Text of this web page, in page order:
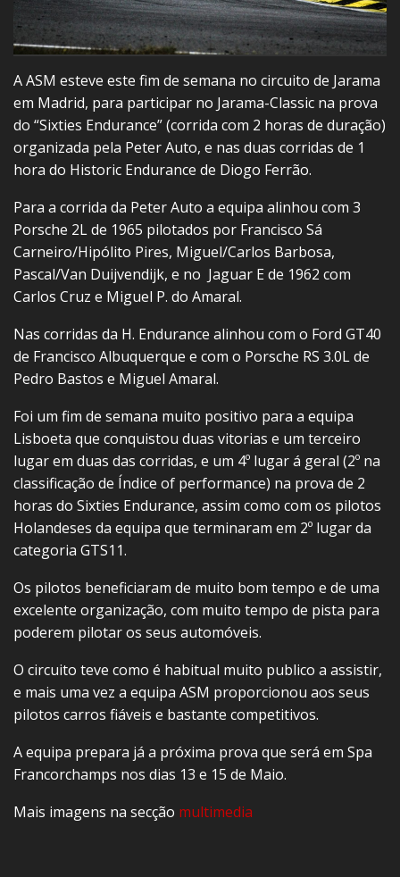
A ASM esteve este fim de semana no circuito de Jarama
em Madrid, para participar no Jarama-Classic na prova
do “Sixties Endurance” (corrida com 2 horas de duração)
organizada pela Peter Auto, e nas duas corridas de 1
hora do Historic Endurance de Diogo Ferrão.
Para a corrida da Peter Auto a equipa alinhou com 3
Porsche 2L de 1965 pilotados por Francisco Sá
Carneiro/Hipólito Pires, Miguel/Carlos Barbosa,
Pascal/Van Duijvendijk, e no Jaguar E de 1962 com
Carlos Cruz e Miguel P. do Amaral.
Nas corridas da H. Endurance alinhou com o Ford GT40
de Francisco Albuquerque e com o Porsche RS 3.0L de
Pedro Bastos e Miguel Amaral.
Foi um fim de semana muito positivo para a equipa
Lisboeta que conquistou duas vitorias e um terceiro
lugar em duas das corridas, e um 4º lugar á geral (2º na
classificação de Índice of performance) na prova de 2
horas do Sixties Endurance, assim como com os pilotos
Holandeses da equipa que terminaram em 2º lugar da
categoria GTS11.
Os pilotos beneficiaram de muito bom tempo e de uma
excelente organização, com muito tempo de pista para
poderem pilotar os seus automóveis.
O circuito teve como é habitual muito publico a assistir,
e mais uma vez a equipa ASM proporcionou aos seus
pilotos carros fiáveis e bastante competitivos.
A equipa prepara já a próxima prova que será em Spa
Francorchamps nos dias 13 e 15 de Maio.
Mais imagens na secção multimedia